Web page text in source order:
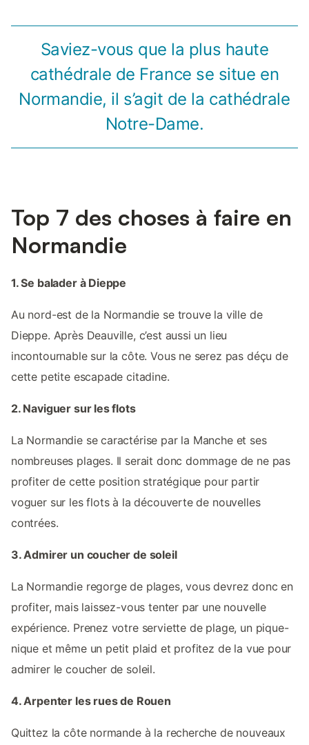
Saviez-vous que la plus haute
cathédrale de France se situe en
Normandie, il s’agit de la cathédrale
Notre-Dame.
Top 7 des choses à faire en
Normandie
1. Se balader à Dieppe
Au nord-est de la Normandie se trouve la ville de
Dieppe. Après Deauville, c’est aussi un lieu
incontournable sur la côte. Vous ne serez pas déçu de
cette petite escapade citadine.
2. Naviguer sur les flots
La Normandie se caractérise par la Manche et ses
nombreuses plages. Il serait donc dommage de ne pas
profiter de cette position stratégique pour partir
voguer sur les flots à la découverte de nouvelles
contrées.
3. Admirer un coucher de soleil
La Normandie regorge de plages, vous devrez donc en
profiter, mais laissez-vous tenter par une nouvelle
expérience. Prenez votre serviette de plage, un pique-
nique et même un petit plaid et profitez de la vue pour
admirer le coucher de soleil.
4. Arpenter les rues de Rouen
Quittez la côte normande à la recherche de nouveaux